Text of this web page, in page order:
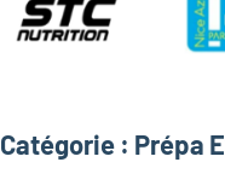
Catégorie : Prépa